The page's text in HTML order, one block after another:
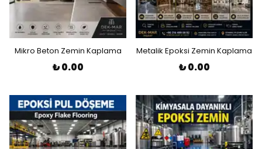
Mikro Beton Zemin Kaplama
₺ 0.00
Metalik Epoksi Zemin Kaplama
₺ 0.00